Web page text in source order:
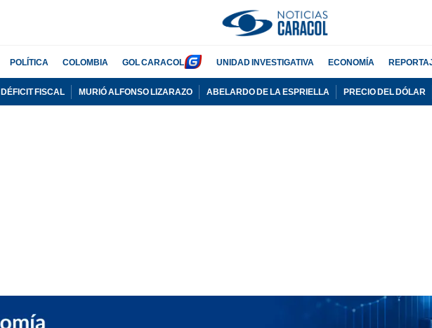
POLÍTICA COLOMBIA GOL CARACOL UNIDAD INVESTIGATIVA ECONOMÍA
DÉFICIT FISCAL MURIÓ ALFONSO LIZARAZO ABELARDO DE LA ESPRIELLA PRECIO DEL DÓLAR